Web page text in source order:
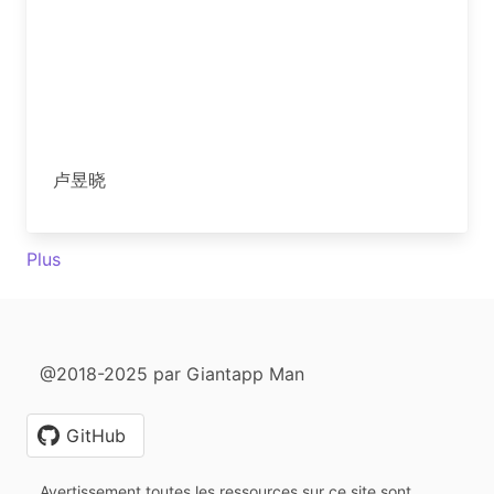
卢昱晓
Plus
@2018-2025 par Giantapp Man
GitHub